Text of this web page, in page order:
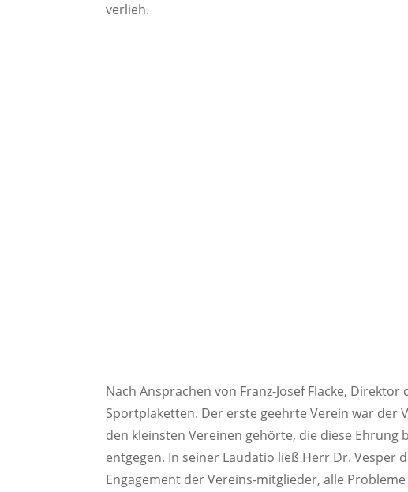
verlieh.
Nach Ansprachen von Franz-Josef Flacke,
Sportplaketten. Der erste geehrte Verein war der
den kleinsten Vereinen gehörte, die diese Ehrung
entgegen. In seiner Laudatio ließ Herr Dr. Vesper
Engagement der Vereins-mitglieder, alle